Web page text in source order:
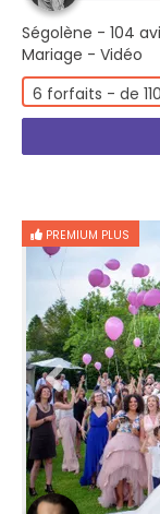
Ségolène - 104
Mariage - Vidéo
6 forfaits - de
PREMIUM PLUS